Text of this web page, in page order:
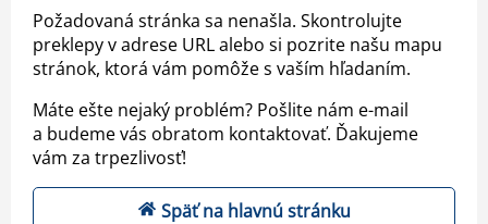
Požadovaná stránka sa nenašla. Skontrolujte
preklepy v adrese URL alebo si pozrite našu mapu
stránok, ktorá vám pomôže s vaším hľadaním.
Máte ešte nejaký problém? Pošlite nám e-mail
a budeme vás obratom kontaktovať. Ďakujeme
vám za trpezlivosť!
Späť na hlavnú stránku